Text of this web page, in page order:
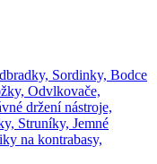
Sordinky, Bodce
Odvlkovače,
držení nástroje,
Struníky, Jemné
na kontrabasy,